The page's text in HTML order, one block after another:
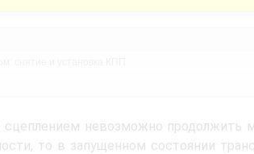
невозможно продолжить
то в запущенном состоянии